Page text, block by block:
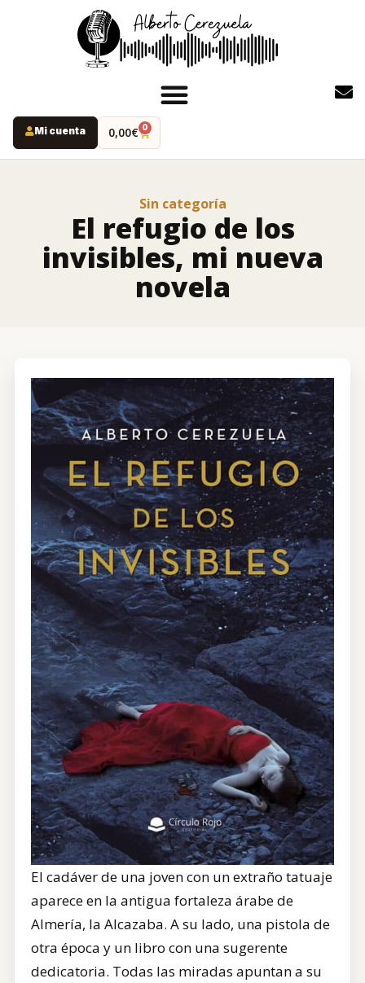
INICIO
INSTAGRAM
RUTAS MISTERIO
TIENDA
Mi cuenta 0,00€ 0
Sin categoría
El refugio de los
invisibles, mi nueva
novela
El cadáver de una joven con un extraño tatuaje
aparece en la antigua fortaleza árabe de
Almería, la Alcazaba. A su lado, una pistola de
otra época y un libro con una sugerente
dedicatoria. Todas las miradas apuntan a su